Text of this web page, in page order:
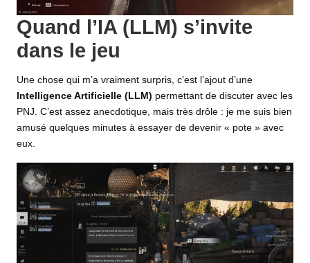
Quand l’IA (LLM) s’invite
dans le jeu
Une chose qui m’a vraiment surpris, c’est l’ajout d’une
Intelligence Artificielle (LLM) permettant de discuter avec les
PNJ. C’est assez anecdotique, mais très drôle : je me suis bien
amusé quelques minutes à essayer de devenir « pote » avec
eux.